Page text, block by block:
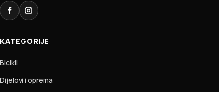
FacebookInstagram
KATEGORIJE
Bicikli
Dijelovi i oprema